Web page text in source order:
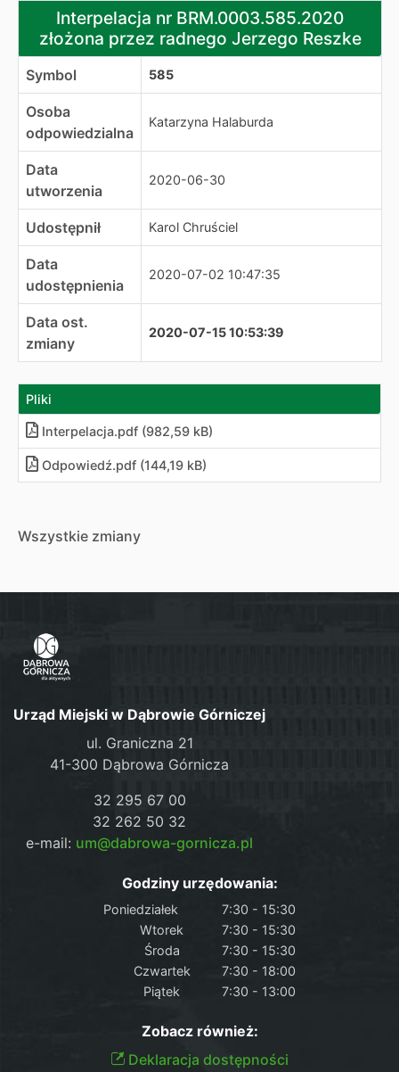
Interpelacja nr BRM.0003.585.2020 złożona przez
Interpelacja nr BRM.0003.585.2020
złożona przez radnego Jerzego Reszke
Symbol 585
Osoba
odpowiedzialna
Katarzyna Halaburda
Data
utworzenia
2020-06-30
Udostępnił Karol Chruściel
Data
udostępnienia
2020-07-02 10:47:35
Data ost.
zmiany
2020-07-15 10:53:39
Pliki
Interpelacja.pdf (982,59 kB)
Odpowiedź.pdf (144,19 kB)
Wszystkie zmiany
Urząd Miejski w Dąbrowie Górniczej
ul. Graniczna 21
41-300 Dąbrowa Górnicza
32 295 67 00
32 262 50 32
e-mail: um@dabrowa-gornicza.pl
Godziny urzędowania:
Poniedziałek
7:30 - 15:30
Wtorek
7:30 - 15:30
Środa
7:30 - 15:30
Czwartek
7:30 - 18:00
Piątek
7:30 - 13:00
Zobacz również:
Deklaracja dostępności